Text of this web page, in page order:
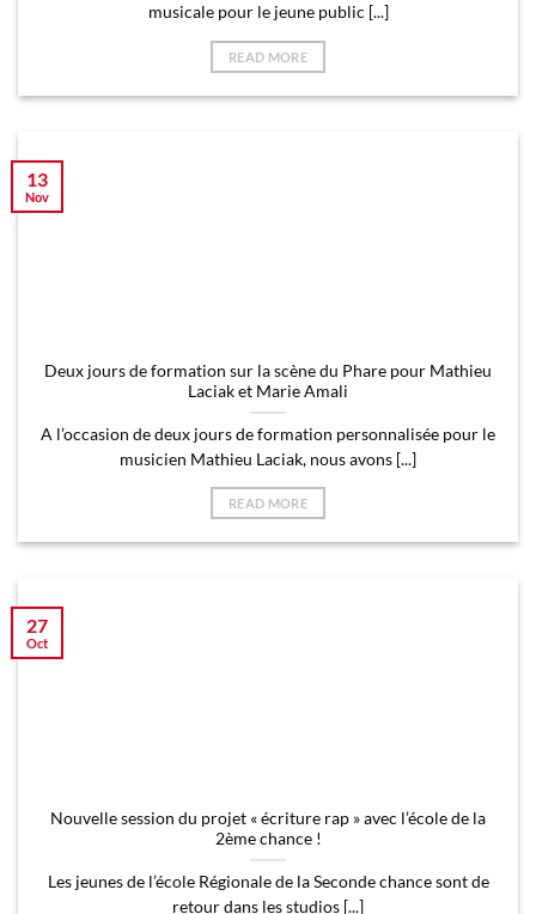
musicale pour le jeune public [...]
READ MORE
Deux jours de formation sur la scène du Phare pour Mathieu
Laciak et Marie Amali
A l’occasion de deux jours de formation personnalisée pour le
musicien Mathieu Laciak, nous avons [...]
READ MORE
13
Nov
Nouvelle session du projet « écriture rap » avec l’école de la
2ème chance !
Les jeunes de l’école Régionale de la Seconde chance sont de
retour dans les studios [...]
27
Oct